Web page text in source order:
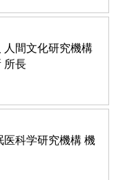
人間文化研究機構
所長
医科学研究機構 機